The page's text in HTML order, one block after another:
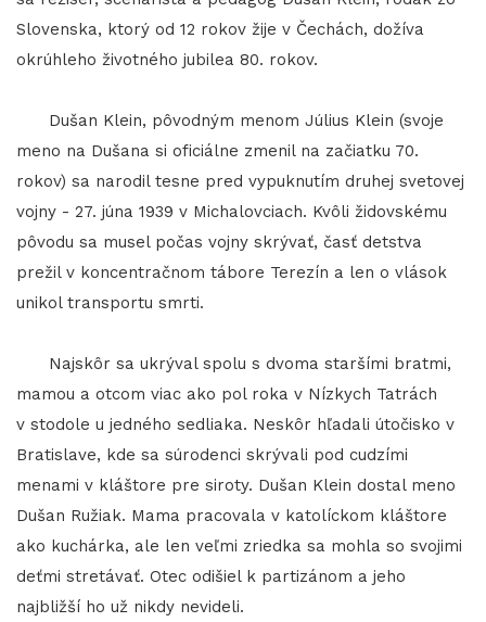
Slovenska, ktorý od 12 rokov žije v Čechách, dožíva
okrúhleho životného jubilea 80. rokov.
Dušan Klein, pôvodným menom Július Klein (svoje
meno na Dušana si oficiálne zmenil na začiatku 70.
rokov) sa narodil tesne pred vypuknutím druhej svetovej
vojny - 27. júna 1939 v Michalovciach. Kvôli židovskému
pôvodu sa musel počas vojny skrývať, časť detstva
prežil v koncentračnom tábore Terezín a len o vlások
unikol transportu smrti.
Najskôr sa ukrýval spolu s dvoma staršími bratmi,
mamou a otcom viac ako pol roka v Nízkych Tatrách
v stodole u jedného sedliaka. Neskôr hľadali útočisko v
Bratislave, kde sa súrodenci skrývali pod cudzími
menami v kláštore pre siroty. Dušan Klein dostal meno
Dušan Ružiak. Mama pracovala v katolíckom kláštore
ako kuchárka, ale len veľmi zriedka sa mohla so svojimi
deťmi stretávať. Otec odišiel k partizánom a jeho
najbližší ho už nikdy nevideli.